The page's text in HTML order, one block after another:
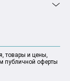
товары и цены,
публичной оферты